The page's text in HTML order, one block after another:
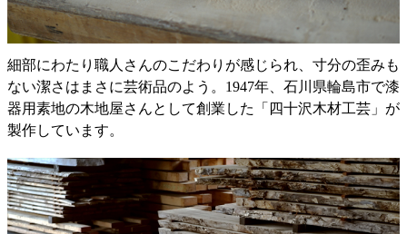
細部にわたり職人さんのこだわりが感じられ、寸分の歪みも
ない潔さはまさに芸術品のよう。1947年、石川県輪島市で漆
器用素地の木地屋さんとして創業した「四十沢木材工芸」が
製作しています。